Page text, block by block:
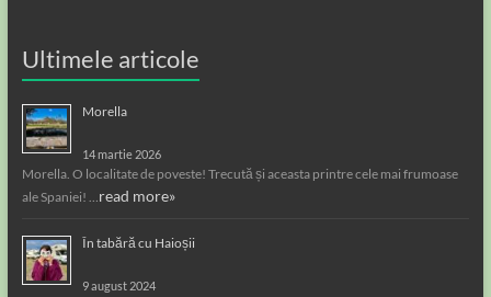
Ultimele articole
Morella
14 martie 2026
Morella. O localitate de poveste! Trecută și aceasta printre cele mai frumoase
ale Spaniei! …read more»
În tabără cu Haioșii
9 august 2024